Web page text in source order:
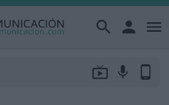
search person menu
live_tv mic phone_android